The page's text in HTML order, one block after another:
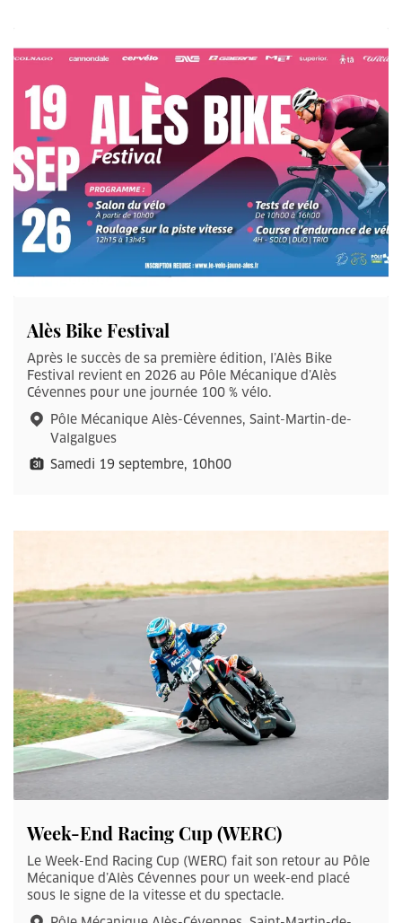
Alès Bike Festival
Après le succès de sa première édition, l’Alès Bike
Festival revient en 2026 au Pôle Mécanique d’Alès
Cévennes pour une journée 100 % vélo.
Pôle Mécanique Alès-Cévennes, Saint-Martin-de-
Valgalgues
Samedi 19 septembre, 10h00
Week-End Racing Cup (WERC)
Le Week-End Racing Cup (WERC) fait son retour au Pôle
Mécanique d’Alès Cévennes pour un week-end placé
sous le signe de la vitesse et du spectacle.